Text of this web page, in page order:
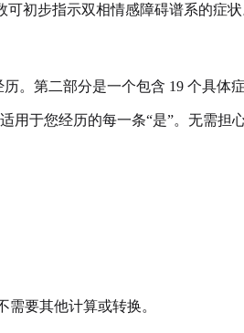
初步指示双相情感障碍谱系的症状
。第二部分是一个包含 19 个具体
用于您经历的每一条“是”。无需担
需要其他计算或转换。